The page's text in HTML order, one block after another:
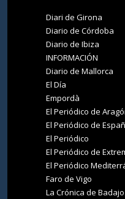
Diari de Girona
Diario de Córdoba
Diario de Ibiza
INFORMACIÓN
Diario de Mallorca
El Día
Empordà
El Periódico de
El Periódico de
El Periódico
El Periódico de
El Periódico
Faro de Vigo
La Crónica de